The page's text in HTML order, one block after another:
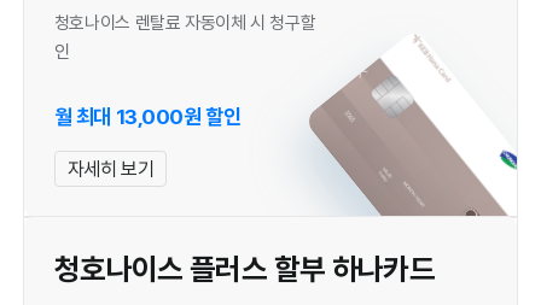
청호나이스 렌탈료 자동이체 시 청구할
인
월 최대 13,000원 할인
자세히 보기
청호나이스 플러스 할부 하나카드